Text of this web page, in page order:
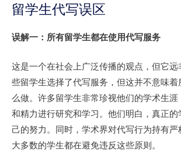
留学生代写误区
误解一：所有留学生都在使用代写服务
这是一个在社会上广泛传播的观点，但它
些留学生选择了代写服务，但这并不意味
么做。许多留学生非常珍视他们的学术生涯
和精力进行研究和学习。他们明白，真正的
己的努力。同时，学术界对代写行为持有
大多数的学生都在避免违反这些原则。